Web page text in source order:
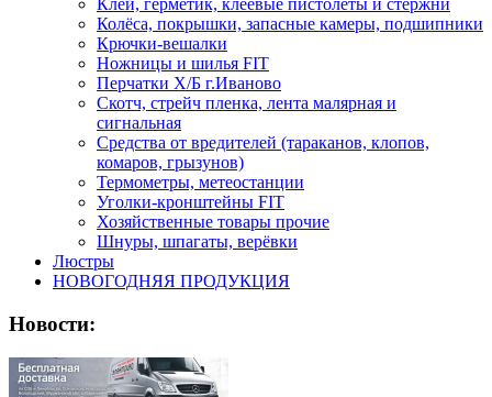
Клей, герметик, клеевые пистолеты и стержни
Колёса, покрышки, запасные камеры, подшипники
Крючки-вешалки
Ножницы и шилья FIT
Перчатки Х/Б г.Иваново
Скотч, стрейч пленка, лента малярная и
сигнальная
Средства от вредителей (тараканов, клопов,
комаров, грызунов)
Термометры, метеостанции
Уголки-кронштейны FIT
Хозяйственные товары прочие
Шнуры, шпагаты, верёвки
Люстры
НОВОГОДНЯЯ ПРОДУКЦИЯ
Новости: